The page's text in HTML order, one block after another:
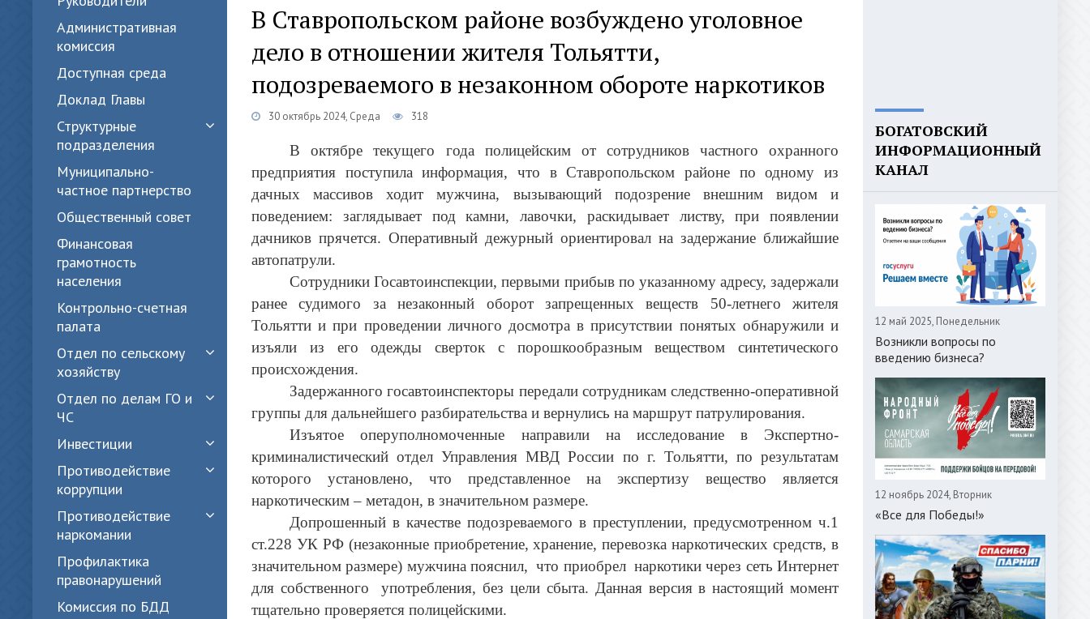
Административная
комиссия
Доступная среда
Доклад Главы
Структурные
подразделения
Муниципально-
частное партнерство
Общественный совет
Финансовая
грамотность
населения
Контрольно-счетная
палата
Отдел по сельскому
хозяйству
Отдел по делам ГО и
ЧС
Инвестиции
Противодействие
коррупции
Противодействие
наркомании
Профилактика
правонарушений
Комиссия по БДД
В Ставропольском районе возбуждено уголовное
дело в отношении жителя Тольятти,
подозреваемого в незаконном обороте наркотиков
30 октябрь 2024, Среда 318
В октябре текущего года полицейским от сотрудников частного охранного
предприятия поступила информация, что в Ставропольском районе по одному из
дачных массивов ходит мужчина, вызывающий подозрение внешним видом и
поведением: заглядывает под камни, лавочки, раскидывает листву, при появлении
дачников прячется. Оперативный дежурный ориентировал на задержание ближайшие
автопатрули.
Сотрудники Госавтоинспекции, первыми прибыв по указанному адресу, задержали
ранее судимого за незаконный оборот запрещенных веществ 50-летнего жителя
Тольятти и при проведении личного досмотра в присутствии понятых обнаружили и
изъяли из его одежды сверток с порошкообразным веществом синтетического
происхождения.
Задержанного госавтоинспекторы передали сотрудникам следственно-оперативной
группы для дальнейшего разбирательства и вернулись на маршрут патрулирования.
Изъятое оперуполномоченные направили на исследование в Экспертно-
криминалистический отдел Управления МВД России по г. Тольятти, по результатам
которого установлено, что представленное на экспертизу вещество является
наркотическим – метадон, в значительном размере.
Допрошенный в качестве подозреваемого в преступлении, предусмотренном ч.1
ст.228 УК РФ (незаконные приобретение, хранение, перевозка наркотических средств, в
значительном размере) мужчина пояснил, что приобрел наркотики через сеть Интернет
для собственного употребления, без цели сбыта. Данная версия в настоящий момент
тщательно проверяется полицейскими.
БОГАТОВСКИЙ
ИНФОРМАЦИОННЫЙ
КАНАЛ
12 май 2025, Понедельник
Возникли вопросы по
введению бизнеса?
12 ноябрь 2024, Вторник
«Все для Победы!»